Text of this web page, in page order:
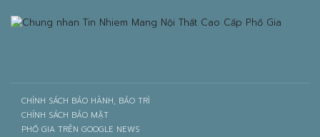
CHÍNH SÁCH BẢO HÀNH, BẢO TRÌ
CHÍNH SÁCH BẢO MẬT
PHỐ GIA TRÊN GOOGLE NEWS